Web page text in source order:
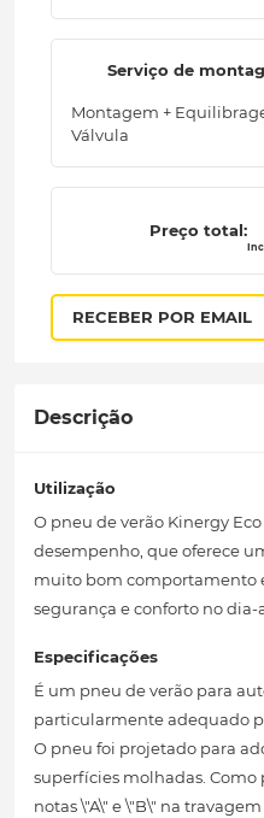
Serviço de
Montagem +
Válvula
Preço total:
RECEBER POR EMAIL
Descrição
Utilização
O pneu de verão Kinergy
desempenho, que oferece
muito bom comportamento
segurança e conforto no dia-
Especificações
É um pneu de verão para
particularmente adequado
O pneu foi projetado para
superfícies molhadas. Como
notas \"A\" e \"B\" na